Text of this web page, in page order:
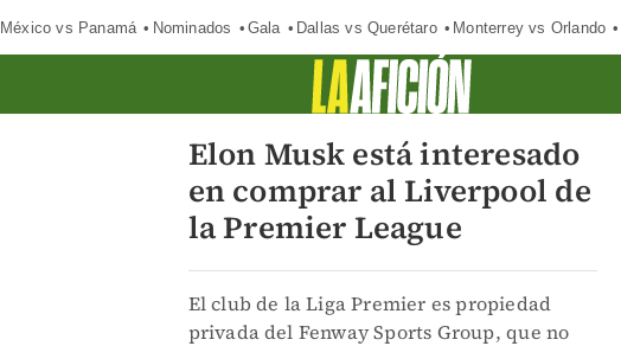
México vs Panamá Nominados Gala Dallas vs Querétaro Monterrey vs Orlando
Elon Musk está interesado
en comprar al Liverpool de
la Premier League
El club de la Liga Premier es propiedad
privada del Fenway Sports Group, que no